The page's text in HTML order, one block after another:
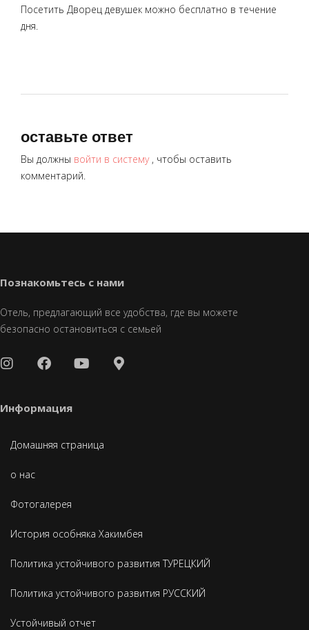
Посетить Дворец девушек можно бесплатно в течение
дня.
оставьте ответ
Вы должны войти в систему, чтобы оставить
комментарий.
Познакомьтесь с нами
Отель, предлагающий все удобства, где вы можете
безопасно остановиться с семьей
Информация
Домашняя страница
о нас
Фотогалерея
История особняка Хакимбея
Политика устойчивого развития ТУРЕЦКИЙ
Политика устойчивого развития РУССКИЙ
Устойчивый отчет